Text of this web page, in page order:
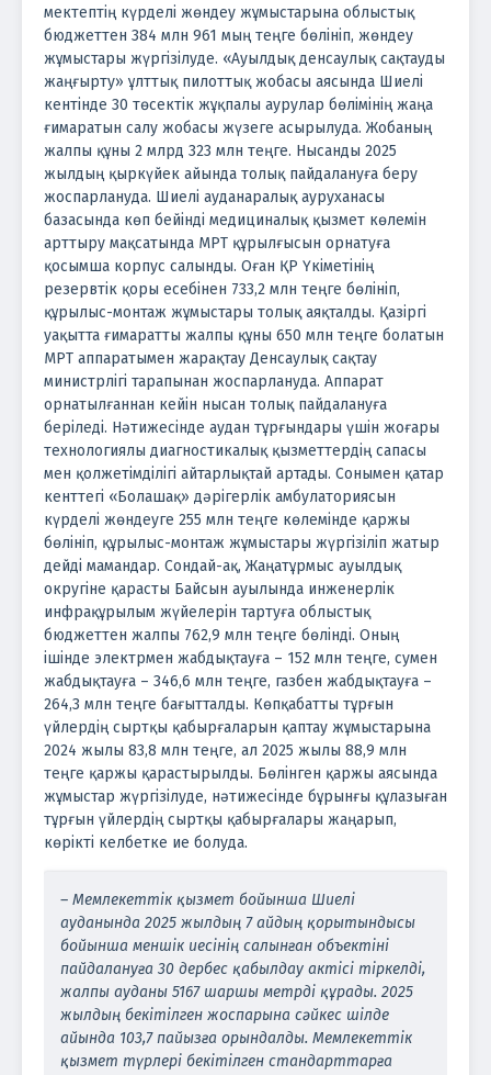
мектептің күрделі жөндеу жұмыстарына облыстық
бюджеттен 384 млн 961 мың теңге бөлініп, жөндеу
жұмыстары жүргізілуде. «Ауылдық денсаулық сақтауды
жаңғырту» ұлттық пилоттық жобасы аясында Шиелі
кентінде 30 төсектік жұқпалы аурулар бөлімінің жаңа
ғимаратын салу жобасы жүзеге асырылуда. Жобаның
жалпы құны 2 млрд 323 млн теңге. Нысанды 2025
жылдың қыркүйек айында толық пайдалануға беру
жоспарлануда. Шиелі ауданаралық ауруханасы
базасында көп бейінді медициналық қызмет көлемін
арттыру мақсатында МРТ құрылғысын орнатуға
қосымша корпус салынды. Оған ҚР Үкіметінің
резервтік қоры есебінен 733,2 млн теңге бөлініп,
құрылыс-монтаж жұмыстары толық аяқталды. Қазіргі
уақытта ғимаратты жалпы құны 650 млн теңге болатын
МРТ аппаратымен жарақтау Денсаулық сақтау
министрлігі тарапынан жоспарлануда. Аппарат
орнатылғаннан кейін нысан толық пайдалануға
беріледі. Нәтижесінде аудан тұрғындары үшін жоғары
технологиялы диагностикалық қызметтердің сапасы
мен қолжетімділігі айтарлықтай артады. Сонымен қатар
кенттегі «Болашақ» дәрігерлік амбулаториясын
күрделі жөндеуге 255 млн теңге көлемінде қаржы
бөлініп, құрылыс-монтаж жұмыстары жүргізіліп жатыр
дейді мамандар. Сондай-ақ, Жаңатұрмыс ауылдық
округіне қарасты Байсын ауылында инженерлік
инфрақұрылым жүйелерін тартуға облыстық
бюджеттен жалпы 762,9 млн теңге бөлінді. Оның
ішінде электрмен жабдықтауға – 152 млн теңге, сумен
жабдықтауға – 346,6 млн теңге, газбен жабдықтауға –
264,3 млн теңге бағытталды. Көпқабатты тұрғын
үйлердің сыртқы қабырғаларын қаптау жұмыстарына
2024 жылы 83,8 млн теңге, ал 2025 жылы 88,9 млн
теңге қаржы қарастырылды. Бөлінген қаржы аясында
жұмыстар жүргізілуде, нәтижесінде бұрынғы құлазыған
тұрғын үйлердің сыртқы қабырғалары жаңарып,
көрікті келбетке ие болуда.
– Мемлекеттік қызмет бойынша Шиелі
ауданында 2025 жылдың 7 айдың қорытындысы
бойынша меншік иесінің салынған объектіні
пайдалануға 30 дербес қабылдау актісі тіркелді,
жалпы ауданы 5167 шаршы метрді құрады. 2025
жылдың бекітілген жоспарына сәйкес шілде
айында 103,7 пайызға орындалды. Мемлекеттік
қызмет түрлері бекітілген стандарттарға